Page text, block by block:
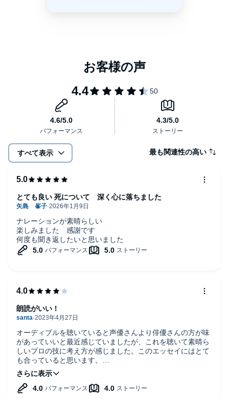
すべて表示 最も関連性の高い
ナレーションが素晴らしい
楽しみました 感謝です
何度も聞き返したいと思いました
とても良い 死について 深く心に落ちました
オーディブルを聴いていると声優さんより俳優さんの方が味
があっていいと最近感じていましたが、これを聴いて素晴ら
しいプロの技に考え方が感じました。このエッセイにはとて
も合っていると思います。
色々な作法も考え方も楽しく勉強になりました。^_^
朗読がいい！